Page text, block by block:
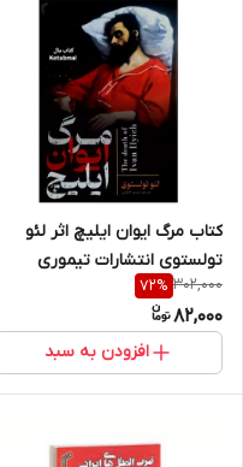
کتاب مرگ ایوان ایلیچ اثر لئو
تولستوی انتشارات تیموری
302,000
72%
82,000
افزودن به سبد